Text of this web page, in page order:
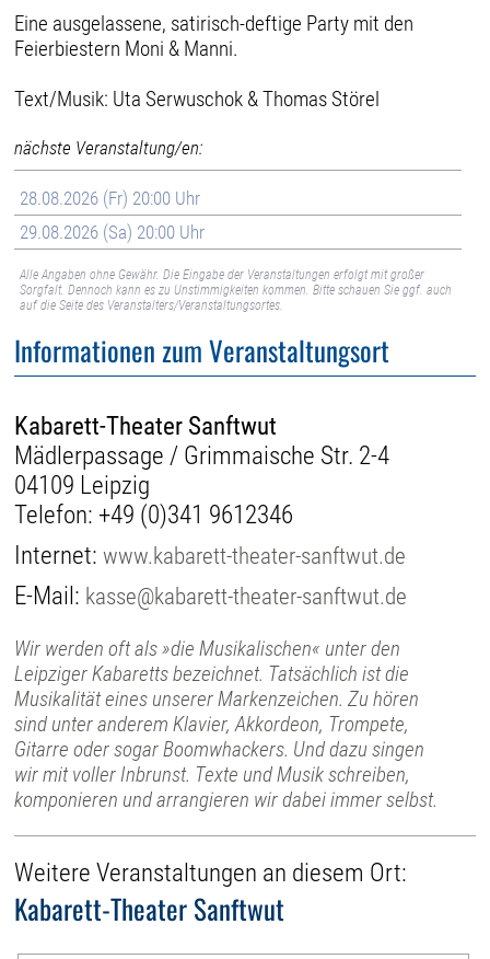
Eine ausgelassene, satirisch-deftige Party mit den
Feierbiestern Moni & Manni.
Text/Musik: Uta Serwuschok & Thomas Störel
nächste Veranstaltung/en:
28.08.2026 (Fr) 20:00 Uhr
29.08.2026 (Sa) 20:00 Uhr
Alle Angaben ohne Gewähr. Die Eingabe der Veranstaltungen erfolgt mit großer
Sorgfalt. Dennoch kann es zu Unstimmigkeiten kommen. Bitte schauen Sie ggf. auch
auf die Seite des Veranstalters/Veranstaltungsortes.
Informationen zum Veranstaltungsort
Kabarett-Theater Sanftwut
Mädlerpassage / Grimmaische Str. 2-4
04109 Leipzig
Telefon: +49 (0)341 9612346
Internet:www.kabarett-theater-sanftwut.de
E-Mail: kasse@kabarett-theater-sanftwut.de
Wir werden oft als »die Musikalischen« unter den
Leipziger Kabaretts bezeichnet. Tatsächlich ist die
Musikalität eines unserer Markenzeichen. Zu hören
sind unter anderem Klavier, Akkordeon, Trompete,
Gitarre oder sogar Boomwhackers. Und dazu singen
wir mit voller Inbrunst. Texte und Musik schreiben,
komponieren und arrangieren wir dabei immer selbst.
Weitere Veranstaltungen an diesem Ort:
Kabarett-Theater Sanftwut